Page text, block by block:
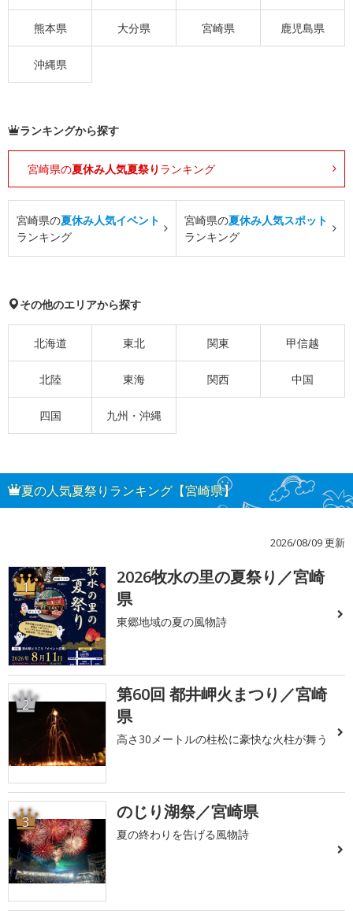
熊本県 大分県 宮崎県 鹿児島県
沖縄県
ランキングから探す
宮崎県の夏休み人気夏祭り ランキング
宮崎県の夏休み人気イベント
ランキング
宮崎県の夏休み人気スポット
ランキング
その他のエリアから探す
北海道 東北 関東 甲信越
北陸 東海 関西 中国
四国 九州・沖縄
夏の人気夏祭りランキング【宮崎県】
2026/08/09 更新
1
2026牧水の里の夏祭り／宮崎
県
東郷地域の夏の風物詩
2
第60回 都井岬火まつり／宮崎
県
高さ30メートルの柱松に豪快な火柱が舞う
3 のじり湖祭／宮崎県
夏の終わりを告げる風物詩